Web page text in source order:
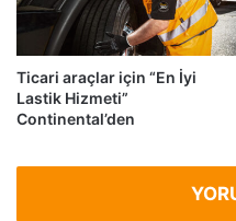
Ticari araçlar için “En İyi
Lastik Hizmeti”
Continental’den